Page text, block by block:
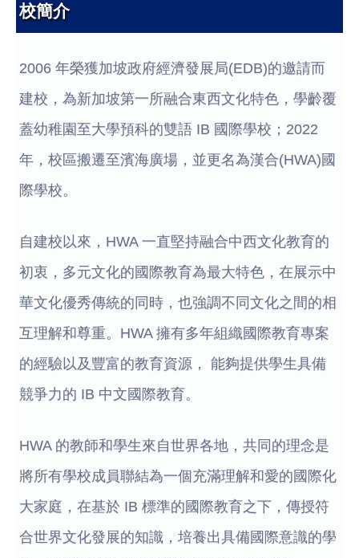
校簡介
2006 年榮獲加坡政府經濟發展局(EDB)的邀請而
建校，為新加坡第一所融合東西文化特色，學齡覆
蓋幼稚園至大學預科的雙語 IB 國際學校；2022
年，校區搬遷至濱海廣場，並更名為漢合(HWA)國
際學校。
自建校以來，HWA 一直堅持融合中西文化教育的
初衷，多元文化的國際教育為最大特色，在展示中
華文化優秀傳統的同時，也強調不同文化之間的相
互理解和尊重。HWA 擁有多年組織國際教育專案
的經驗以及豐富的教育資源， 能夠提供學生具備
競爭力的 IB 中文國際教育。
HWA 的教師和學生來自世界各地，共同的理念是
將所有學校成員聯結為一個充滿理解和愛的國際化
大家庭，在基於 IB 標準的國際教育之下，傳授符
合世界文化發展的知識，培養出具備國際意識的學